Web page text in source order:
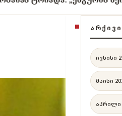
ᲐᲠᲥᲘᲕᲘ
ივნისი
მაისი
აპრილი